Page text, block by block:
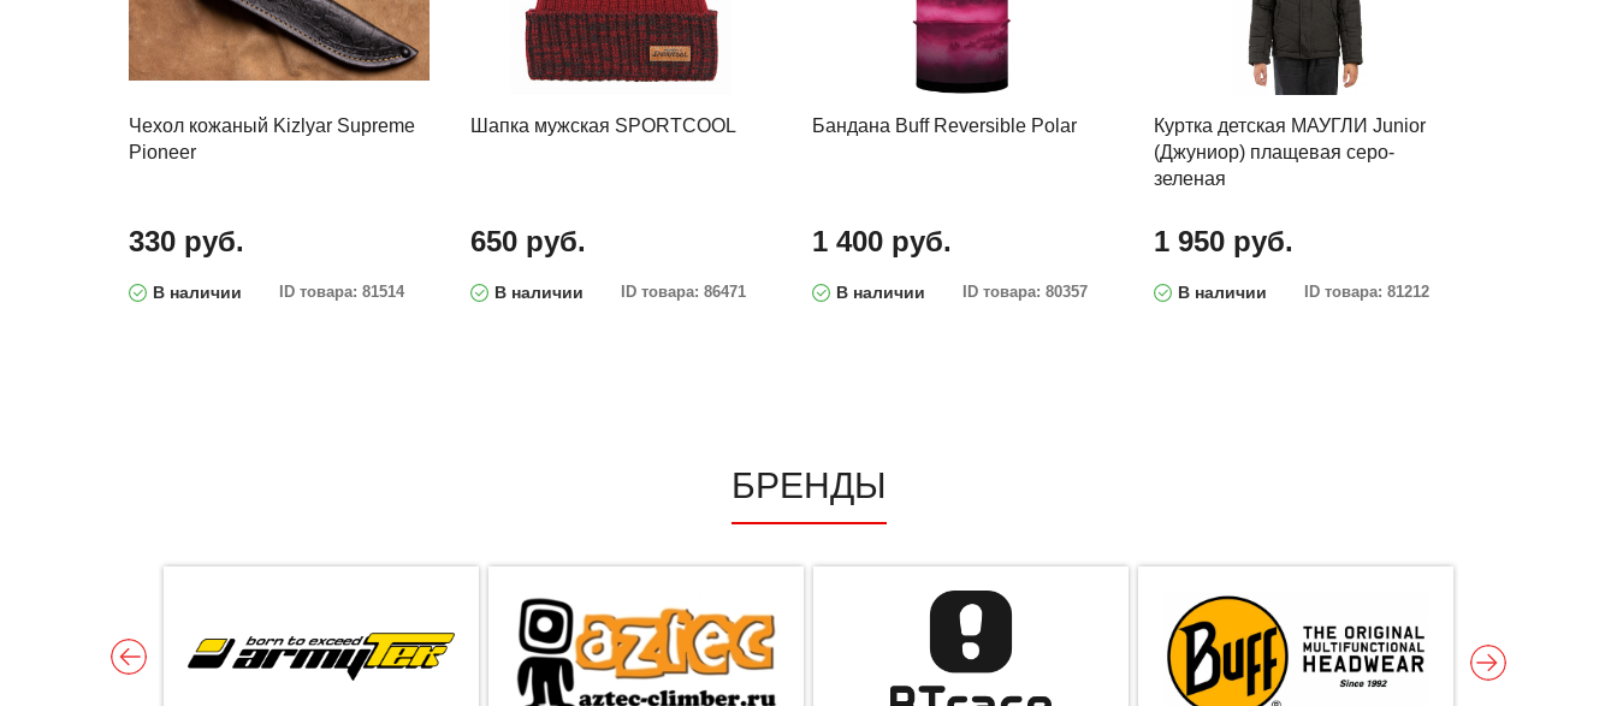
Чехол кожаный Kizlyar Supreme
Pioneer
330 руб.
В наличии ID товара: 81514
Шапка мужская SPORTCOOL
650 руб.
В наличии ID товара: 86471
Бандана Buff Reversible Polar
1 400 руб.
В наличии ID товара: 80357
Куртка детская МАУГЛИ Junior
(Джуниор) плащевая серо-
зеленая
1 950 руб.
В наличии ID товара: 81212
БРЕНДЫ